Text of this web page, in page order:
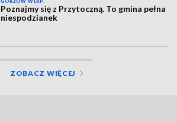
GORZÓW WLKP.
Poznajmy się z Przytoczną. To gmina pełna
niespodzianek
ZOBACZ WIĘCEJ